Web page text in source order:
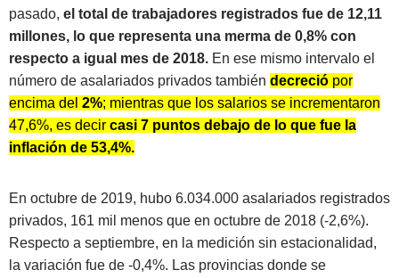
pasado, el total de trabajadores registrados fue de 12,11
millones, lo que representa una merma de 0,8% con
respecto a igual mes de 2018. En ese mismo intervalo el
número de asalariados privados también decreció por
encima del 2%; mientras que los salarios se incrementaron
47,6%, es decir casi 7 puntos debajo de lo que fue la
inflación de 53,4%.
En octubre de 2019, hubo 6.034.000 asalariados registrados
privados, 161 mil menos que en octubre de 2018 (-2,6%).
Respecto a septiembre, en la medición sin estacionalidad,
la variación fue de -0,4%. Las provincias donde se